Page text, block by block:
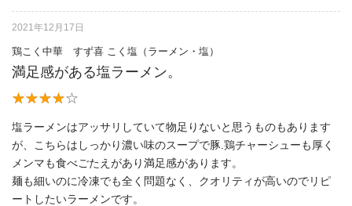
2021年12月17日
鶏こく中華 すず喜 こく塩（ラーメン・塩）
満足感がある塩ラーメン。
塩ラーメンはアッサリしていて物足りないと思うものもあります
が、こちらはしっかり濃い味のスープで豚.鶏チャーシューも厚く
メンマも食べごたえがあり満足感があります。
麺も細いのに冷凍でも全く問題なく、クオリティが高いのでリピ
ートしたいラーメンです。